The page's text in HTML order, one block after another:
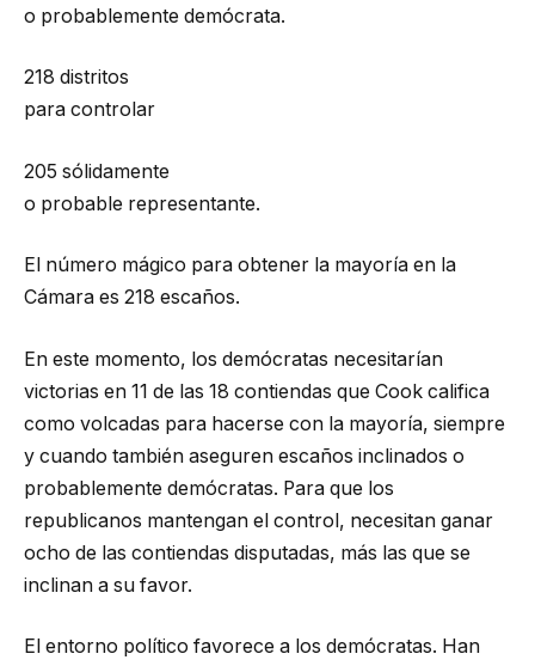
o probablemente demócrata.
218 distritos
para controlar
205 sólidamente
o probable representante.
El número mágico para obtener la mayoría en la
Cámara es 218 escaños.
En este momento, los demócratas necesitarían
victorias en 11 de las 18 contiendas que Cook califica
como volcadas para hacerse con la mayoría, siempre
y cuando también aseguren escaños inclinados o
probablemente demócratas. Para que los
republicanos mantengan el control, necesitan ganar
ocho de las contiendas disputadas, más las que se
inclinan a su favor.
El entorno político favorece a los demócratas. Han